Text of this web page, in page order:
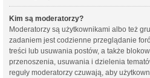
Kim są moderatorzy?
Moderatorzy są użytkownikami albo też
zadaniem jest codzienne przeglądanie
treści lub usuwania postów, a także
przenoszenia, usuwania i dzielenia
reguły moderatorzy czuwają, aby